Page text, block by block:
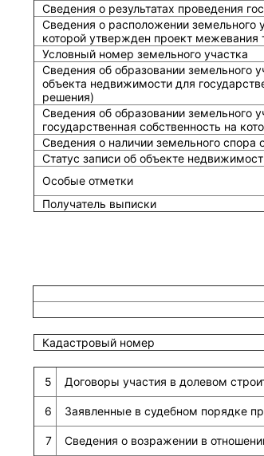
Сведения о результатах проведения
Сведения о расположении земельного
которой утвержден проект межевания
Условный номер земельного участка
Сведения об образовании земельного
объекта недвижимости для
решения)
Сведения об образовании земельного
государственная собственность на
Сведения о наличии земельного
Статус записи об объекте
Особые отметки
Получатель выписки
Кадастровый номер
5 Договоры участия в долевом
6
Заявленные в судебном порядке
7
Сведения о возражении в